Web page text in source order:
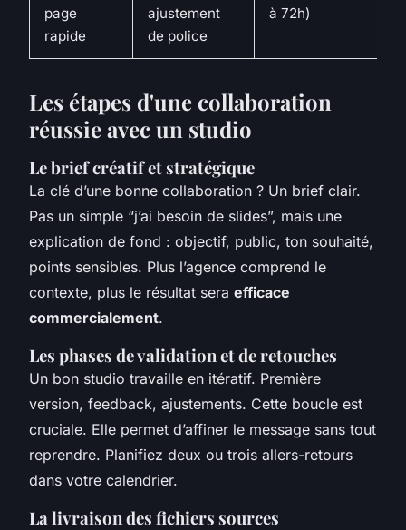
page
rapide
ajustement
de police
à 72h)
Les étapes d'une collaboration
réussie avec un studio
Le brief créatif et stratégique
La clé d’une bonne collaboration ? Un brief clair.
Pas un simple “j’ai besoin de slides”, mais une
explication de fond : objectif, public, ton souhaité,
points sensibles. Plus l’agence comprend le
contexte, plus le résultat sera efficace
commercialement.
Les phases de validation et de retouches
Un bon studio travaille en itératif. Première
version, feedback, ajustements. Cette boucle est
cruciale. Elle permet d’affiner le message sans tout
reprendre. Planifiez deux ou trois allers-retours
dans votre calendrier.
La livraison des fichiers sources